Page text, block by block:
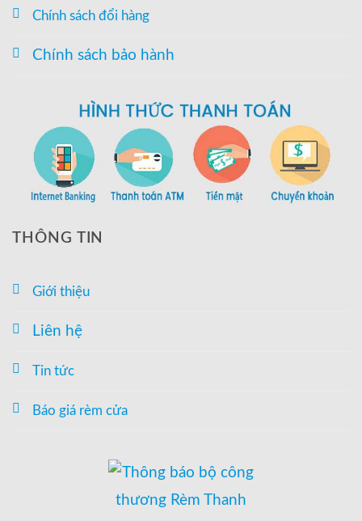
Chính sách đổi hàng
Chính sách bảo hành
THÔNG TIN
Giới thiệu
Liên hệ
Tin tức
Báo giá rèm cửa